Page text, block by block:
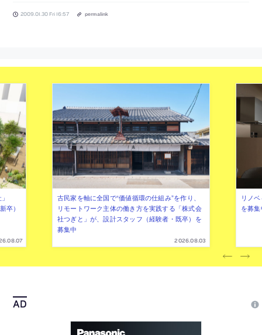
2009.01.30 Fri 16:57 permalink
卒）
古民家を軸に全国で“価値循環の仕組み”を作り、
リモートワーク主体の働き方を実践する「株式会
社つぎと」が、設計スタッフ（経験者・既卒）を
募集中
2026.08.03
リノ
を募